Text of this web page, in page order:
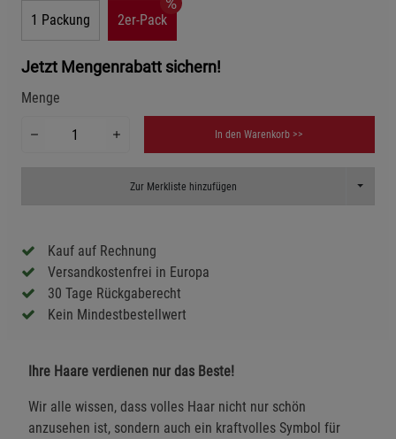
1 Packung 2er-Pack
Jetzt Mengenrabatt sichern!
Menge
In den Warenkorb >>
Zur Merkliste hinzufügen Toggle
Kauf auf Rechnung
Versandkostenfrei in Europa
30 Tage Rückgaberecht
Kein Mindestbestellwert
Ihre Haare verdienen nur das Beste!
Wir alle wissen, dass volles Haar nicht nur schön
anzusehen ist, sondern auch ein kraftvolles Symbol für